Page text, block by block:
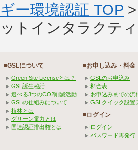
ー環境認証 TOP
トインタラクテ
■GSLについて
Green Site Licenseとは？
GSL誕生秘話
選べる3つのCO2削減活動
GSLの仕組みについて
植林とは
グリーン電力とは
国連認証排出権とは
■お申し込み・料金
GSLのお申込み
料金表
お申込みまでの流
GSLクイック設置
■ログイン
ログイン
パスワード再発行